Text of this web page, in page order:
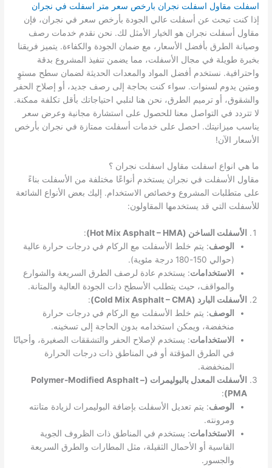
اسفلت مقاول اسفلت نجران بارخص سعر متر اسفلت في نجران
إذا كنت تبحث عن أسفلت عالي الجودة بأرخص سعر في نجران، فإن
مقاول أسفلت نجران هو الخيار الأمثل لك. نحن نقدم خدمات رصف
وصيانة الطرق بأفضل الأسعار، مع ضمان الجودة والكفاءة. يتميز فريقنا
بخبرة طويلة في مجال الأسفلت، مما يضمن تنفيذ المشروع بدقة
واحترافية. نستخدم أفضل المواد والمعدات الحديثة لضمان سطح مستوٍ
ومتين يدوم لسنوات. سواء كنت بحاجة إلى رصف جديد، أو إصلاح الحفر
والشقوق، أو ترميم الطرق، نحن هنا لنلبي احتياجاتك بأقل تكلفة ممكنة.
لا تتردد في التواصل معنا للحصول على استشارة مجانية وعرض سعر
يناسب ميزانيتك. احصل على خدمات أسفلت ممتازة في نجران بأرخص
الأسعار الآن!
ما هي انواع اسفلت مقاول اسفلت نجران ؟
مقاول الأسفلت في نجران يستخدم أنواعًا مختلفة من الأسفلت بناءً
على متطلبات المشروع وخصائص الاستخدام. إليك بعض الأنواع الشائعة
للأسفلت التي قد يستخدمها المقاولون:
الأسفلت الساخن (Hot Mix Asphalt – HMA)
:
الوصف: يتم خلط الأسفلت مع الركام في درجات حرارة عالية
(حوالي 150-180 درجة مئوية).
الاستخدامات: يستخدم عادة لرصف الطرق السريعة والشوارع
والمواقف، حيث يتطلب الأسطح ذات الجودة العالية والمتانة.
الأسفلت البارد (Cold Mix Asphalt – CMA)
:
الوصف: يتم خلط الأسفلت مع الركام في درجات حرارة
منخفضة، ويمكن استخدامه بدون الحاجة إلى تسخينه.
الاستخدامات: يستخدم لإصلاح الحفر والتشققات الصغيرة، وأحيانًا
في الطرق المؤقتة أو في المناطق ذات درجات الحرارة
المنخفضة.
الأسفلت المعدل بالبوليمرات (Polymer-Modified Asphalt –
PMA)
:
الوصف: يتم تعديل الأسفلت بإضافة البوليمرات لزيادة متانته
ومرونته.
الاستخدامات: يستخدم في المناطق ذات الظروف الجوية
القاسية أو الأحمال الثقيلة، مثل المطارات والطرق السريعة
والجسور.